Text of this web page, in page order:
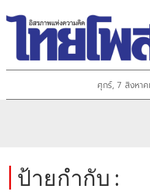
ศุกร์, 7 สิงหา
ป้ายกำกับ :